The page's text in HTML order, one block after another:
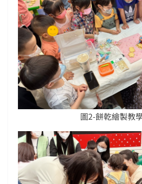
圖2-餅乾繪製教